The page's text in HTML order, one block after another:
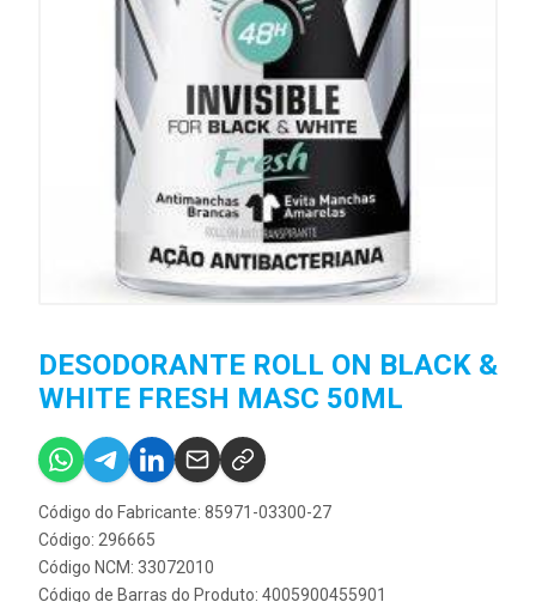
DESODORANTE ROLL ON BLACK &
WHITE FRESH MASC 50ML
Código do Fabricante: 85971-03300-27
Código: 296665
Código NCM: 33072010
Código de Barras do Produto: 4005900455901